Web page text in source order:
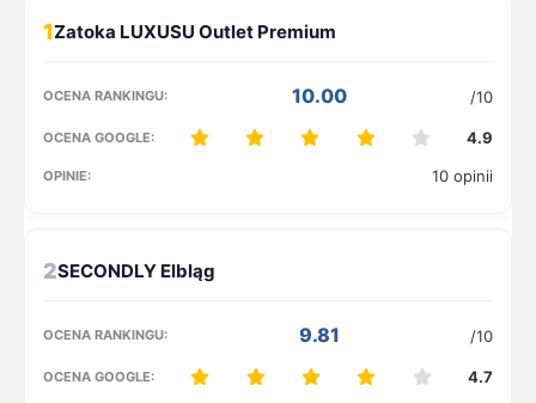
1
10.00 /10
4.9
10 opinii
2
9.81 /10
4.7